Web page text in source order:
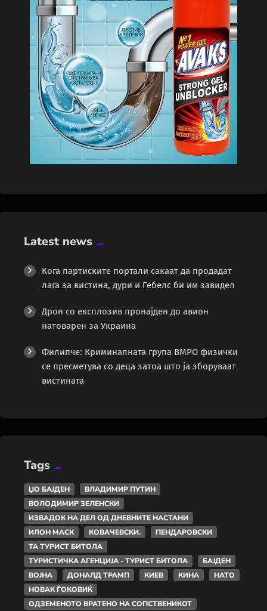
Latest news
Кога партиските портали сакаат да продадат
лага за вистина, дури и Гебелс би им завидел
Дрон со експлозив пронајден до авион
натоварен за Украина
Филипче: Криминалната група ВМРО физички
се пресметува со деца затоа што ја зборуваат
вистината
Tags
ЏО БАЈДЕН
ВЛАДИМИР ПУТИН
ВОЛОДИМИР ЗЕЛЕНСКИ
ИЗВАДОК НА ДЕЛ ОД ДНЕВНИТЕ НАСТАНИ
ИЛОН МАСК
КОВАЧЕВСКИ.
ПЕНДАРОВСКИ
ТА ТУРИСТ БИТОЛА
ТУРИСТИЧКА АГЕНЦИЈА - ТУРИСТ БИТОЛА
БАЈДЕН
ВОЈНА
ДОНАЛД ТРАМП КИЕВ КИНА
НАТО
НОВАК ЃОКОВИЌ
ОДЗЕМЕНОТО ВРАТЕНО НА СОПСТВЕНИКОТ